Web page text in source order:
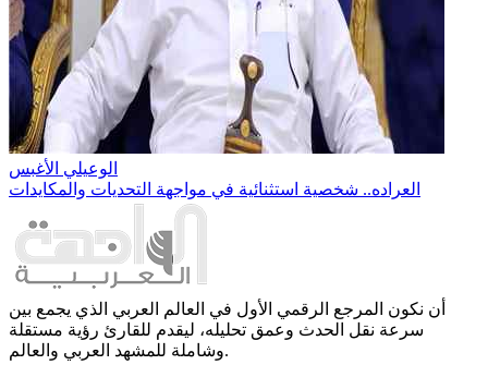
الوعيلي الأغبس
العراده.. شخصية استثنائية في مواجهة التحديات والمكايدات
أن نكون المرجع الرقمي الأول في العالم العربي الذي يجمع بين
سرعة نقل الحدث وعمق تحليله، ليقدم للقارئ رؤية مستقلة
وشاملة للمشهد العربي والعالم.